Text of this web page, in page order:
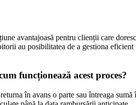
avantajoasă pentru clienții care
au posibilitatea de a gestiona
funcționează acest proces?
în avans o parte sau întreaga